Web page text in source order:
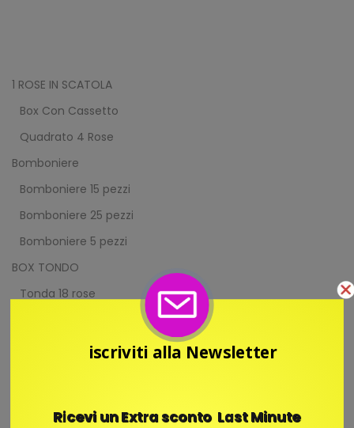
1 ROSE IN SCATOLA
Box Con Cassetto
Quadrato 4 Rose
Bomboniere
Bomboniere 15 pezzi
Bomboniere 25 pezzi
Bomboniere 5 pezzi
BOX TONDO
Tonda 18 rose
Casa e cucina
Tondo Effetto Acqua
iscriviti alla Newsletter
Ricevi un Extra sconto Last Minute